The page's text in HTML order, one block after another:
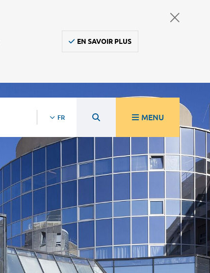
EN SAVOIR PLUS
FR MENU